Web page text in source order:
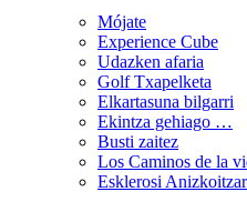
Mójate
Experience Cube
Udazken afaria
Golf Txapelketa
Elkartasuna bilgarri
Ekintza gehiago …
Busti zaitez
Los Caminos de la
Esklerosi